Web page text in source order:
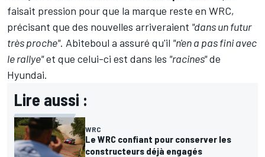
faisait pression pour que la marque reste en WRC,
précisant que des nouvelles arriveraient "dans un futur
très proche". Abiteboul a assuré qu'il "n'en a pas fini avec
le rallye"et que celui-ci est dans les "racines"de
Hyundai.
Lire aussi :
WRC
Le WRC confiant pour conserver les
constructeurs déjà engagés